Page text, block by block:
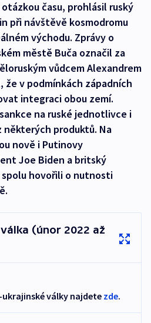
času, prohlásil ruský
při návštěvě kosmodromu
východu. Zprávy o
městě Buča označil za
vůdcem Alexandrem
že v podmínkách západních
integraci obou zemí.
na ruské jednotlivce i
některých produktů. Na
nově i Putinovy
Joe Biden a britský
hovořili o nutnosti
(únor 2022 až
války najdete zde.